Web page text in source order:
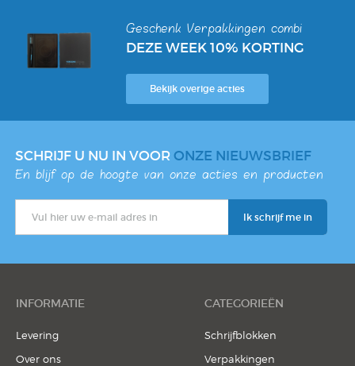
Geschenk Verpakkingen combi
DEZE WEEK 10% KORTING
Bekijk overige acties
SCHRIJF U NU IN VOOR ONZE NIEUWSBRIEF
En blijf op de hoogte van onze acties en producten
INFORMATIE
Levering
Over ons
CATEGORIEËN
Schrijfblokken
Verpakkingen